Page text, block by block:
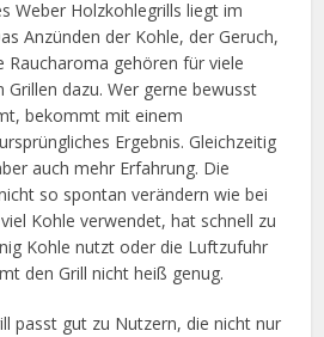
Weber Holzkohlegrills liegt im
Anzünden der Kohle, der Geruch,
Raucharoma gehören für viele
Grillen dazu. Wer gerne bewusst
bekommt mit einem
Ergebnis. Gleichzeitig
auch mehr Erfahrung. Die
so spontan verändern wie bei
Kohle verwendet, hat schnell zu
Kohle nutzt oder die Luftzufuhr
den Grill nicht heiß genug.
passt gut zu Nutzern, die nicht nur